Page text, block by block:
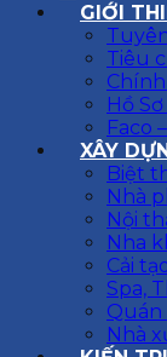
GIỚI
Tiêu
Hồ
Faco
XÂY
Biệt
Nhà
Nội
Nha
Cải
Spa,
Quán
Nhà